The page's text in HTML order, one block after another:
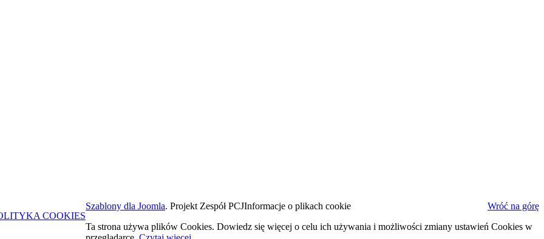
COOKIES
Szablony dla Joomla. Projekt Zespół PCJ Wróć na górę
Informacje o plikach cookie
Ta strona używa plików Cookies. Dowiedz się więcej o celu ich używania i możliwości zmiany ustawień Cookies w